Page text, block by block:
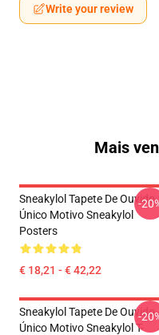
Write your review
Mais
Sneakylol Tapete De Ouvido
Único Motivo Sneakylol
Posters
€ 18,21 - € 42,22
-
Sneakylol Tapete De Ouvido
Único Motivo Sneakylol T-
-